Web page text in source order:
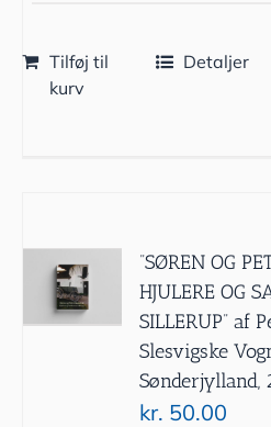
Tilføj til
kurv
Detaljer
”SØREN OG
HJULERE OG
SILLERUP” af
Slesvigske
Sønderjylland,
kr. 50.00